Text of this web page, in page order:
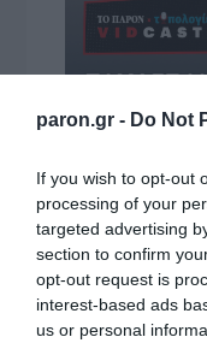
paron.gr - Do Not
If you wish to opt-out
processing of your
targeted advertising
section to confirm
opt-out request is
interest-based ads
us or personal